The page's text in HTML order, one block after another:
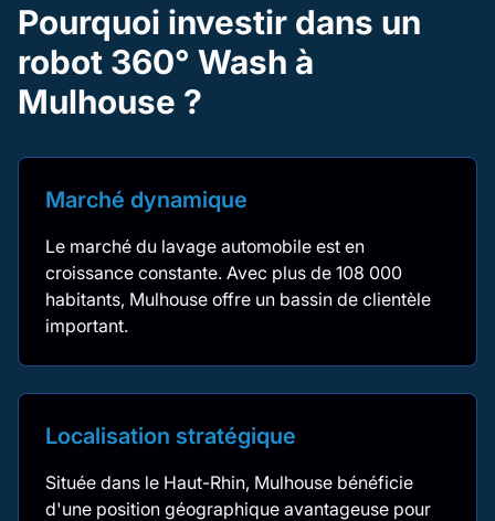
Pourquoi investir dans un
robot 360° Wash à
Mulhouse ?
Marché dynamique
Le marché du lavage automobile est en
croissance constante. Avec plus de 108 000
habitants, Mulhouse offre un bassin de clientèle
important.
Localisation stratégique
Située dans le Haut-Rhin, Mulhouse bénéficie
d'une position géographique avantageuse pour